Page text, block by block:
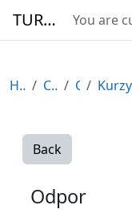
TURBO You are
Home Courses CDV
Back
Odpor